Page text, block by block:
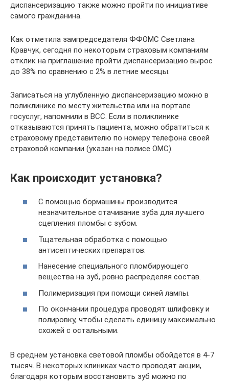
диспансеризацию также можно пройти по инициативе
самого гражданина.
Как отметила зампредседателя ФФОМС Светлана
Кравчук, сегодня по некоторым страховым компаниям
отклик на приглашение пройти диспансеризацию вырос
до 38% по сравнению с 2% в летние месяцы.
Записаться на углубленную диспансеризацию можно в
поликлинике по месту жительства или на портале
госуслуг, напомнили в ВСС. Если в поликлинике
отказываются принять пациента, можно обратиться к
страховому представителю по номеру телефона своей
страховой компании (указан на полисе ОМС).
Как происходит установка?
С помощью бормашины производится
незначительное стачивание зуба для лучшего
сцепления пломбы с зубом.
Тщательная обработка с помощью
антисептических препаратов.
Нанесение специального пломбирующего
вещества на зуб, ровно распределяя состав.
Полимеризация при помощи синей лампы.
По окончании процедура проводят шлифовку и
полировку, чтобы сделать единицу максимально
схожей с остальными.
В среднем установка световой пломбы обойдется в 4-7
тысяч. В некоторых клиниках часто проводят акции,
благодаря которым восстановить зуб можно по